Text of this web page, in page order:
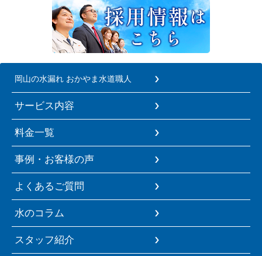
岡山の水漏れ おかやま水道職人
サービス内容
料金一覧
事例・お客様の声
よくあるご質問
水のコラム
スタッフ紹介